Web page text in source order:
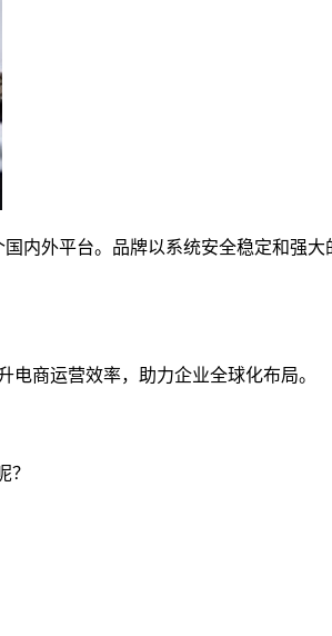
内外平台。品牌以系统安全稳定和强
商运营效率，助力企业全球化布局。
？